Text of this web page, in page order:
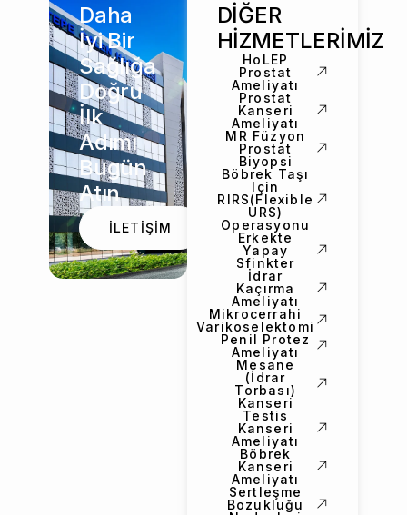
Daha
İyi Bir
Sağlığa
Doğru
İlk
Adımı
Bugün
Atın
İLETİŞİM
DİĞER
HİZMETLERİMİZ
HoLEP
Prostat
Ameliyatı
Prostat
Kanseri
Ameliyatı
MR Füzyon
Prostat
Biyopsi
Böbrek Taşı
Için
RIRS(Flexible
URS)
Operasyonu
Erkekte
Yapay
Sfinkter
İdrar
Kaçırma
Ameliyatı
Mikrocerrahi
Varikoselektomi
Penil Protez
Ameliyatı
Mesane
(İdrar
Torbası)
Kanseri
Testis
Kanseri
Ameliyatı
Böbrek
Kanseri
Ameliyatı
Sertleşme
Bozukluğu